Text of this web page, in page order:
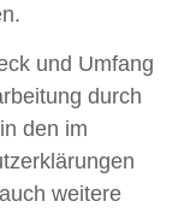
und Umfang
durch
den im
weitere